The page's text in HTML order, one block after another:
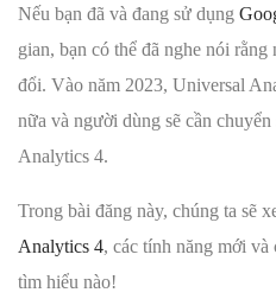
Nếu bạn đã và đang sử dụng
gian, bạn có thể đã nghe nói
đổi. Vào năm 2023, Universal
nữa và người dùng sẽ cần
Analytics 4.
Trong bài đăng này, chúng ta sẽ
Analytics 4, các tính năng mới
tìm hiểu nào!